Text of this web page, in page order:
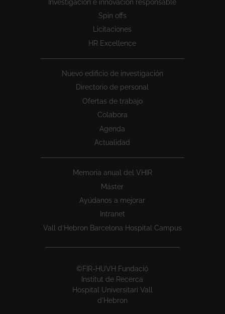
Investigacion e innovacion responsable
Spin offs
Licitaciones
HR Excellence
Nuevo edificio de investigación
Directorio de personal
Ofertas de trabajo
Colabora
Agenda
Actualidad
Memoria anual del VHIR
Máster
Ayúdanos a mejorar
Intranet
Vall d’Hebron Barcelona Hospital Campus
©FIR-HUVH Fundació
Institut de Recerca
Hospital Universitari Vall
d'Hebron